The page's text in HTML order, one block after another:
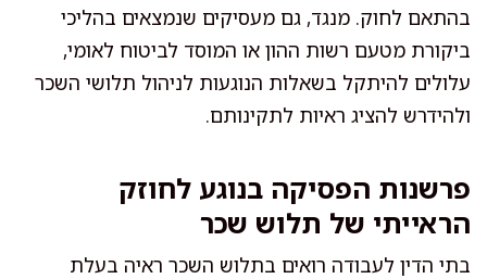
בהתאם לחוק. מנגד, גם מעסיקים שנמצאים בהליכי
ביקורת מטעם רשות ההון או המוסד לביטוח לאומי,
עלולים להיתקל בשאלות הנוגעות לניהול תלושי השכר
ולהידרש להציג ראיות לתקינותם.
פרשנות הפסיקה בנוגע לחוזק
הראייתי של תלוש שכר
בתי הדין לעבודה רואים בתלוש השכר ראיה בעלת